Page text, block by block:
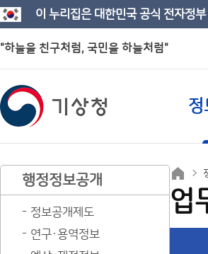
이 누리집은 대한민국 공식 전자정
"하늘을 친구처럼, 국민을 하늘처럼"
정
행정정보공개
정보공개제도
연구·용역정보
업